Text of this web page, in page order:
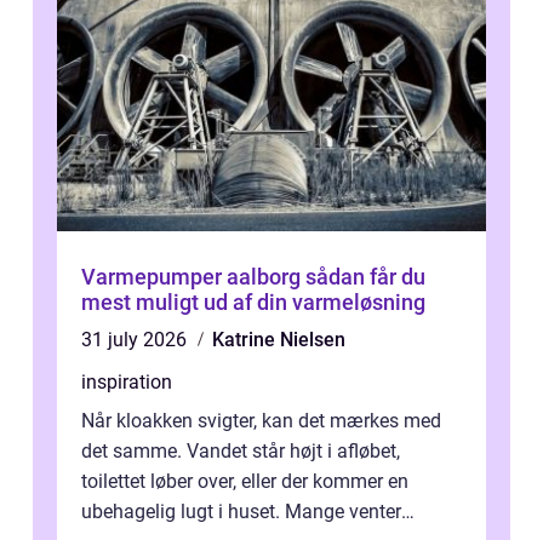
Varmepumper aalborg sådan får du
mest muligt ud af din varmeløsning
31 july 2026
Katrine Nielsen
inspiration
Når kloakken svigter, kan det mærkes med
det samme. Vandet står højt i afløbet,
toilettet løber over, eller der kommer en
ubehagelig lugt i huset. Mange venter